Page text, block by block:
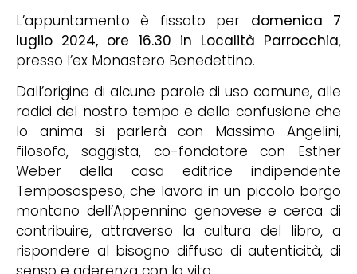
L’appuntamento è fissato per domenica 7
luglio 2024, ore 16.30 in Località Parrocchia,
presso l’ex Monastero Benedettino.
Dall’origine di alcune parole di uso comune, alle
radici del nostro tempo e della confusione che
lo anima si parlerà con Massimo Angelini,
filosofo, saggista, co-fondatore con Esther
Weber della casa editrice indipendente
Temposospeso, che lavora in un piccolo borgo
montano dell’Appennino genovese e cerca di
contribuire, attraverso la cultura del libro, a
rispondere al bisogno diffuso di autenticità, di